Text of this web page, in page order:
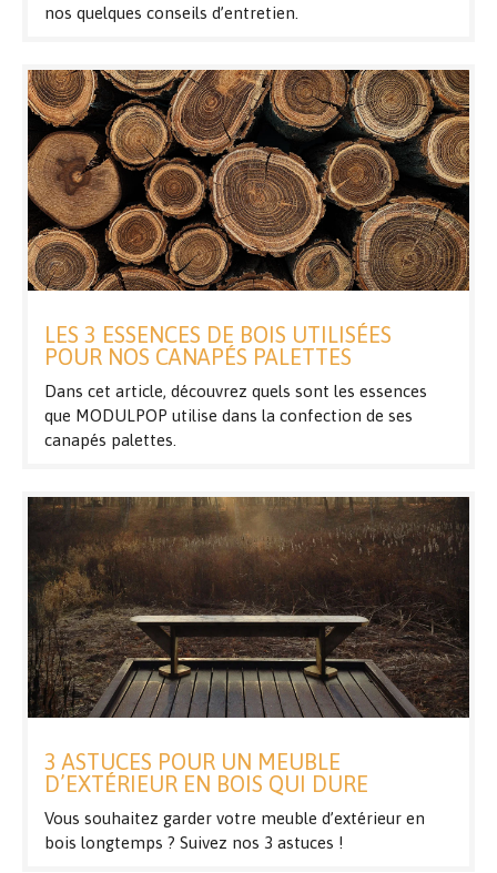
nos quelques conseils d’entretien.
LES 3 ESSENCES DE BOIS UTILISÉES
POUR NOS CANAPÉS PALETTES
Dans cet article, découvrez quels sont les essences
que MODULPOP utilise dans la confection de ses
canapés palettes.
3 ASTUCES POUR UN MEUBLE
D’EXTÉRIEUR EN BOIS QUI DURE
Vous souhaitez garder votre meuble d’extérieur en
bois longtemps ? Suivez nos 3 astuces !